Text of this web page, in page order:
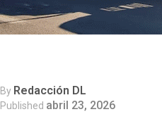
By Redacción DL
Published abril 23, 2026